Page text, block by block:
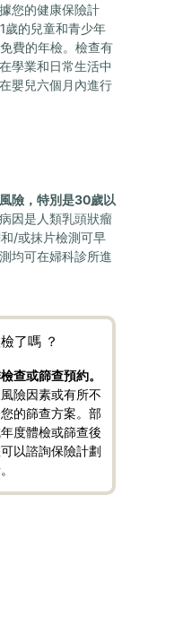
您的健康保險計
的兒童和青少年
費的年檢。檢查有
學業和日常生活中
嬰兒六個月內進行
險，特別是30歲以
因是人類乳頭狀瘤
/或抹片檢測可早
均可在婦科診所進
了嗎 ？
查或篩查預約。
險因素或有所不
的篩查方案。部
度體檢或篩查後
以諮詢保險計劃